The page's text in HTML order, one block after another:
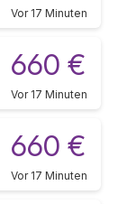
Vor 17 Minuten
660 €
Vor 17 Minuten
660 €
Vor 17 Minuten